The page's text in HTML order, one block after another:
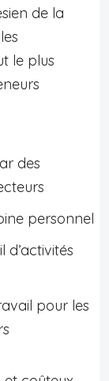
de la
le plus
des
personnel
pour les